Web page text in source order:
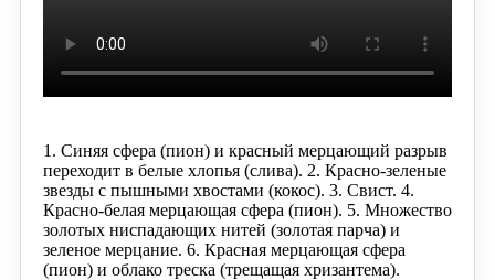
1. Синяя сфера (пион) и красный мерцающий разрыв
переходит в белые хлопья (слива). 2. Красно-зеленые
звезды с пышными хвостами (кокос). 3. Свист. 4.
Красно-белая мерцающая сфера (пион). 5. Множество
золотых ниспадающих нитей (золотая парча) и
зеленое мерцание. 6. Красная мерцающая сфера
(пион) и облако треска (трещащая хризантема).